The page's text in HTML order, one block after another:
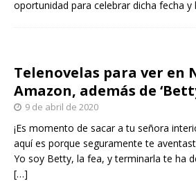
oportunidad para celebrar dicha fecha y
Telenovelas para ver en
Amazon, además de
9 de abril de 2020
¡Es momento de sacar a tu señora
aquí es porque seguramente te
Yo soy Betty, la fea, y terminarla te ha
[…]